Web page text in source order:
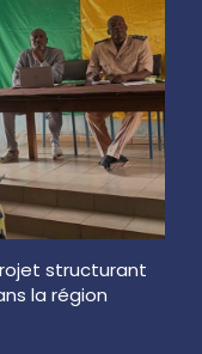
structurant
la région